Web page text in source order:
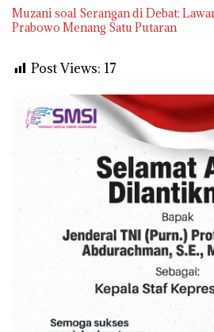
Muzani soal Serangan di Debat:
Prabowo Menang Satu Putaran
Post Views: 17